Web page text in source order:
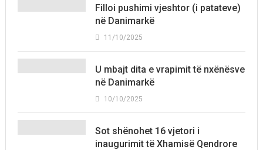
Filloi pushimi vjeshtor (i patateve)
në Danimarkë
11/10/2025
U mbajt dita e vrapimit të nxënësve
në Danimarkë
10/10/2025
Sot shënohet 16 vjetori i
inaugurimit të Xhamisë Qendrore